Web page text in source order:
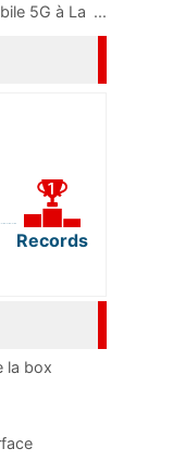
5G à La ...
Records
la box